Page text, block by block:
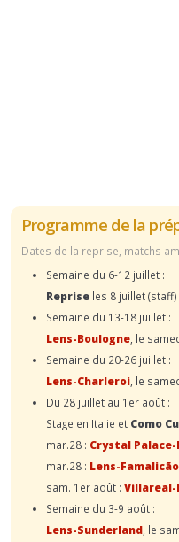
Programme de la
Dates de la reprise, matchs
Semaine du 6-12 juillet :
Reprise les 8 juillet
Semaine du 13-18 juillet :
Lens-Boulogne , le
Semaine du 20-26 juillet :
Lens-Charleroi , le
Du 28 juillet au 1er août :
Stage en Italie et Como
mar.28 : Crystal Palace-
mar.28 : Lens-Famalicão
sam. 1er août : Villareal-
Semaine du 3-9 août :
Lens-Sunderland , le